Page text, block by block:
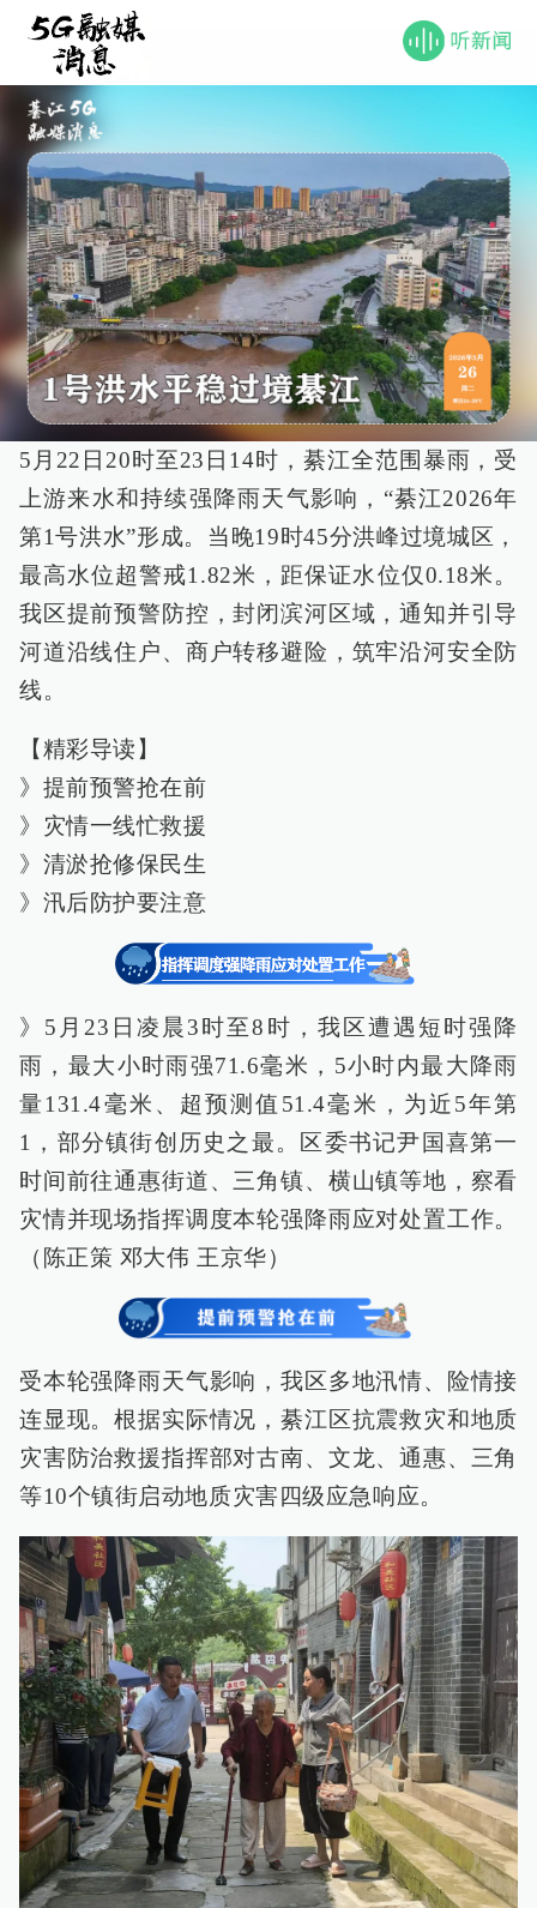
5月22日20时至23日14时，綦江全范围暴雨，受
上游来水和持续强降雨天气影响，“綦江2026年
第1号洪水”形成。当晚19时45分洪峰过境城区，
最高水位超警戒1.82米，距保证水位仅0.18米。
我区提前预警防控，封闭滨河区域，通知并引导
河道沿线住户、商户转移避险，筑牢沿河安全防
线。
【精彩导读】
》提前预警抢在前
》灾情一线忙救援
》清淤抢修保民生
》汛后防护要注意
》5月23日凌晨3时至8时，我区遭遇短时强降
雨，最大小时雨强71.6毫米，5小时内最大降雨
量131.4毫米、超预测值51.4毫米，为近5年第
1，部分镇街创历史之最。区委书记尹国喜第一
时间前往通惠街道、三角镇、横山镇等地，察看
灾情并现场指挥调度本轮强降雨应对处置工作。
（陈正策 邓大伟 王京华）
受本轮强降雨天气影响，我区多地汛情、险情接
连显现。根据实际情况，綦江区抗震救灾和地质
灾害防治救援指挥部对古南、文龙、通惠、三角
等10个镇街启动地质灾害四级应急响应。